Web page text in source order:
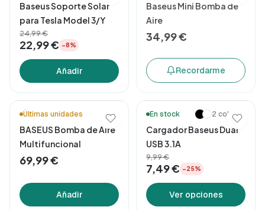
Baseus Soporte Solar
para Tesla Model 3/Y
24,99 €
22,99 € −8%
Añadir
Baseus Mini Bomba de
Aire
34,99 €
Recordarme
Últimas unidades
BASEUS Bomba de Aire
Multifuncional
69,99 €
Añadir
En stock 2 colores
Cargador Baseus Dual
USB 3.1A
9,99 €
7,49 € −25%
Ver opciones